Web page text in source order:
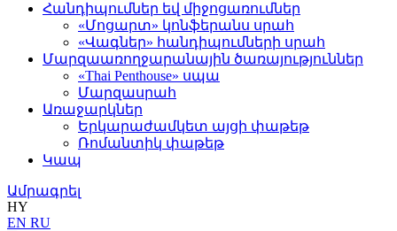
Հանդիպումներ եվ միջոցառումներ
«Մոցարտ» կոնֆերանս սրահ
«Վագներ» հանդիպումների սրահ
Մարզաառողջարանային ծառայություններ
«Thai Penthouse» սպա
Մարզասրահ
Առաջարկներ
Երկարաժամկետ այցի փաթեթ
Ռոմանտիկ փաթեթ
Կապ
Ամրագրել
HY
EN RU